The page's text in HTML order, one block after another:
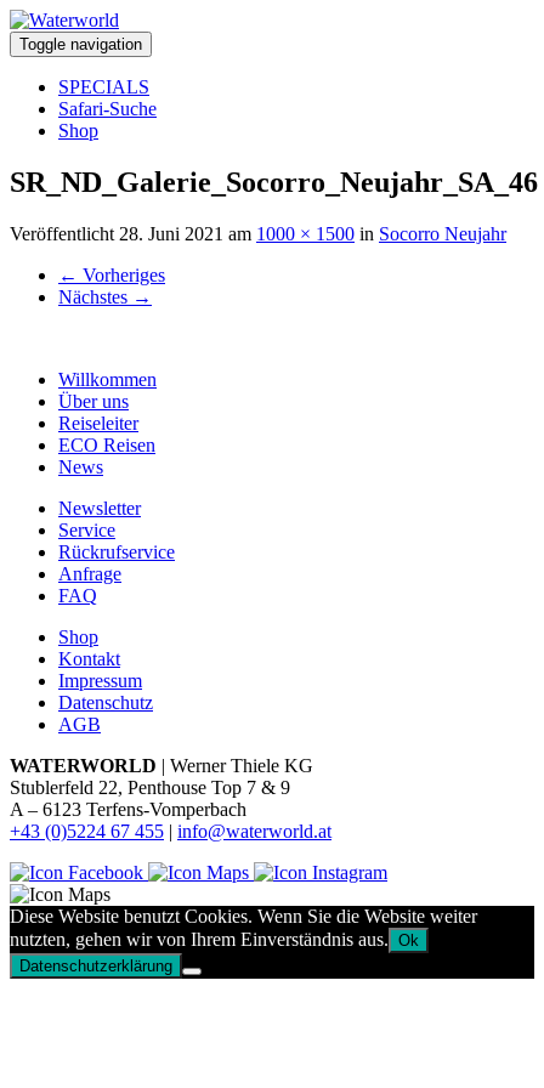
Toggle navigation
SPECIALS
Safari-Suche
Shop
SR_ND_Galerie_Socorro_Neujahr_SA_46
Veröffentlicht 28. Juni 2021 am 1000 × 1500 in Socorro Neujahr
← Vorheriges
Nächstes →
Willkommen
Über uns
Reiseleiter
ECO Reisen
News
Newsletter
Service
Rückrufservice
Anfrage
FAQ
Shop
Kontakt
Impressum
Datenschutz
AGB
WATERWORLD | Werner Thiele KG
Stublerfeld 22, Penthouse Top 7 & 9
A – 6123 Terfens-Vomperbach
+43 (0)5224 67 455 | info@waterworld.at
Diese Website benutzt Cookies. Wenn Sie die Website weiter
nutzten, gehen wir von Ihrem Einverständnis aus. Ok
Datenschutzerklärung